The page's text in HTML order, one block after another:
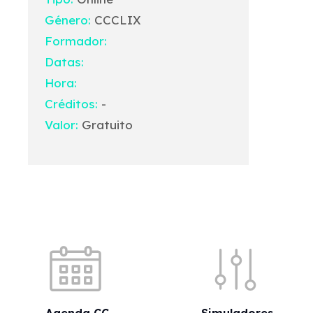
Género: CCCLIX
Formador:
Datas:
Hora:
Créditos: -
Valor: Gratuito